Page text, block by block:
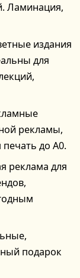
Ламинация,
издания
для
рекламы,
до А0.
реклама для
подарок